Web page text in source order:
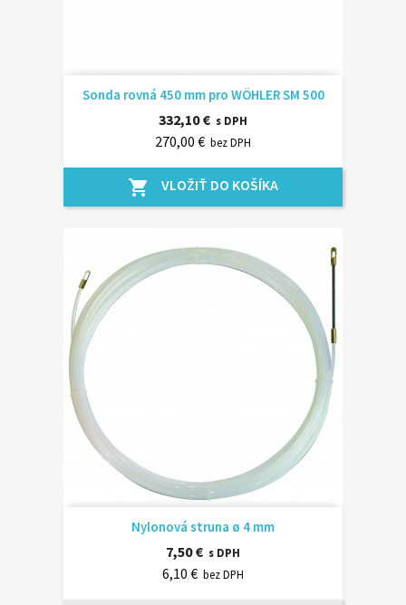
Sonda rovná 450 mm pro WÖHLER SM 500
332,10 € s DPH
270,00 € bez DPH
shopping_cart VLOŽIŤ DO KOŠÍKA
Nylonová struna ø 4 mm
7,50 € s DPH
6,10 € bez DPH